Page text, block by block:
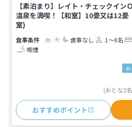
【素泊まり】レイト・チェックイン
温泉を満喫！【和室】10畳又は12
室)
食事なし 1～6名
喫煙
(おとな2
おすすめポイント